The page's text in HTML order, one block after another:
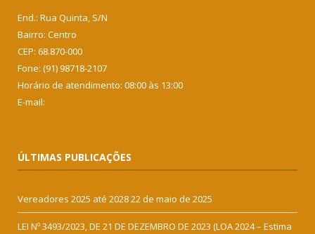
End.: Rua Quinta, S/N
Bairro: Centro
CEP: 68.870-000
Fone: (91) 98718-2107
Horário de atendimento: 08:00 às 13:00
E-mail:
ÚLTIMAS PUBLICAÇÕES
Vereadores 2025 até 202822 de maio de 2025
LEI Nº 3493/2023, DE 21 DE DEZEMBRO DE 2023 (LOA 2024 – Estima